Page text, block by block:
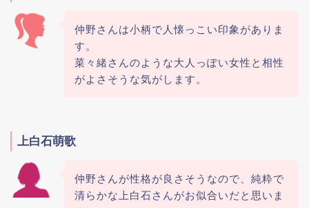
仲野さんは小柄で人懐っこい印象がありま
す。
菜々緒さんのような大人っぽい女性と相性
がよさそうな気がします。
上白石萌歌
仲野さんが性格が良さそうなので、純粋で
清らかな上白石さんがお似合いだと思いま